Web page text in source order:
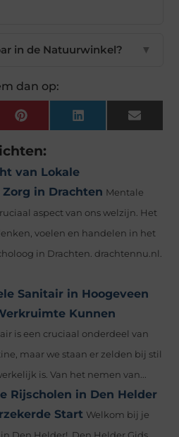
in de Natuurwinkel? ▼
dan op:
Pinterest LinkedIn Email
van Lokale
in Drachten Mentale
aspect van ons welzijn. Het
voelen en handelen in het
in Drachten. drachtennu.nl.
Sanitair in Hoogeveen
Kunnen
is een cruciaal onderdeel van
maar we staan er zelden bij stil
is. Van het nemen van...
Rijscholen in Den Helder
Start Welkom bij je